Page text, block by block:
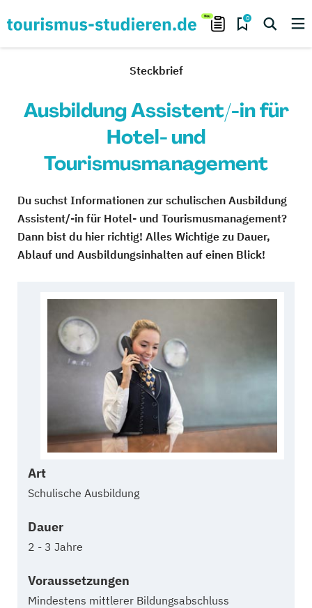
0
Steckbrief
Ausbildung Assistent/-in für
Hotel- und
Tourismusmanagement
Du suchst Informationen zur schulischen Ausbildung
Assistent/-in für Hotel- und Tourismusmanagement?
Dann bist du hier richtig! Alles Wichtige zu Dauer,
Ablauf und Ausbildungsinhalten auf einen Blick!
Art
Schulische Ausbildung
Dauer
2 - 3 Jahre
Voraussetzungen
Mindestens mittlerer Bildungsabschluss